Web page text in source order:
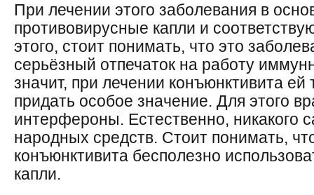
При лечении этого заболевания в
противовирусные капли и
этого, стоит понимать, что это
серьёзный отпечаток на работу
значит, при лечении конъюнктивита
придать особое значение. Для этого
интерфероны. Естественно, никакого
народных средств. Стоит понимать,
конъюнктивита бесполезно
капли.